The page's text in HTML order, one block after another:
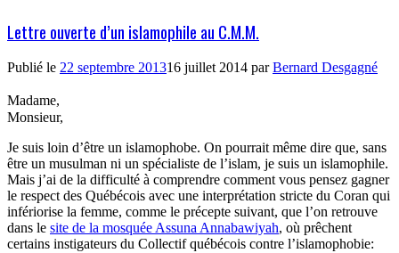
Lettre ouverte d’un islamophile au C.M.M.
Publié le 22 septembre 201316 juillet 2014 parBernard Desgagné
Madame,
Monsieur,
Je suis loin d’être un islamophobe. On pourrait même dire que, sans
être un musulman ni un spécialiste de l’islam, je suis un islamophile.
Mais j’ai de la difficulté à comprendre comment vous pensez gagner
le respect des Québécois avec une interprétation stricte du Coran qui
infériorise la femme, comme le précepte suivant, que l’on retrouve
dans le site de la mosquée Assuna Annabawiyah, où prêchent
certains instigateurs du Collectif québécois contre l’islamophobie: